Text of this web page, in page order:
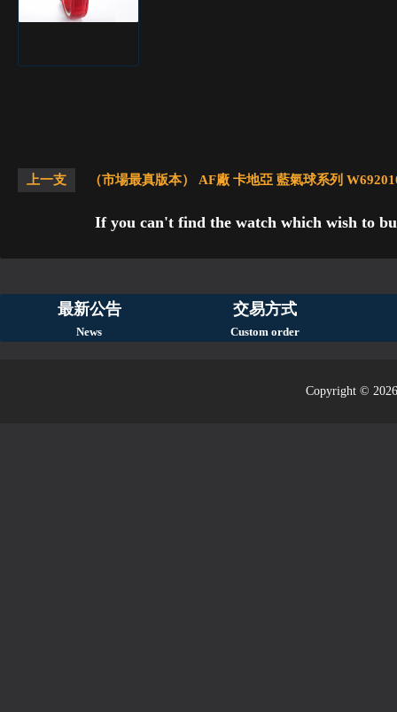
上一支 （市場最真版本） AF廠 卡地亞 藍氣球系列
If you can't find the watch which wish to
最新公告
News
交易方式
Custom order
Copyright ©